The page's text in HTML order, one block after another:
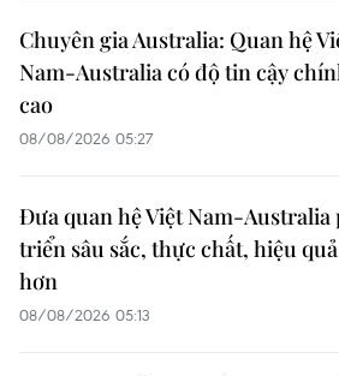
Chuyên gia Australia: Quan hệ
Nam-Australia có độ tin cậy
cao
08/08/2026 05:27
Đưa quan hệ Việt Nam-Australia
triển sâu sắc, thực chất, hiệu quả
hơn
08/08/2026 05:13